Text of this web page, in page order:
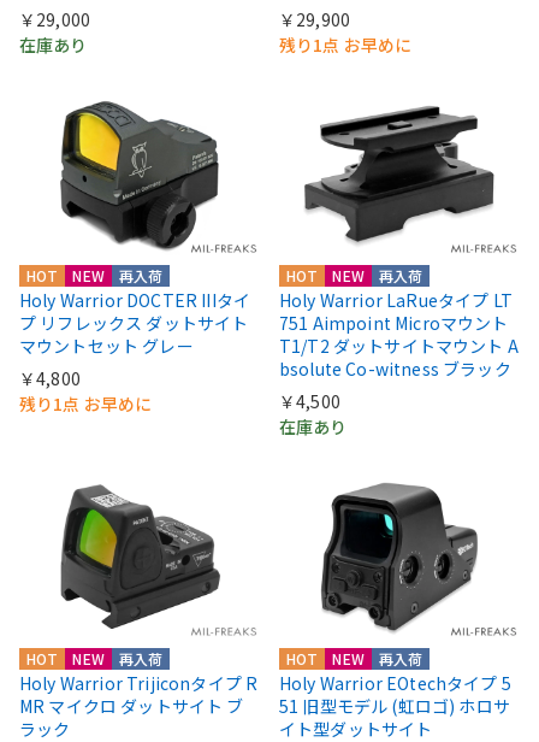
￥29,000
在庫あり
￥29,900
残り1点 お早めに
HOT NEW 再入荷
Holy Warrior DOCTER IIIタイ
プ リフレックス ダットサイト
マウントセット グレー
￥4,800
残り1点 お早めに
HOT NEW 再入荷
Holy Warrior LaRueタイプ LT
751 Aimpoint Microマウント
T1/T2 ダットサイトマウント A
bsolute Co-witness ブラック
￥4,500
在庫あり
HOT NEW 再入荷
Holy Warrior Trijiconタイプ R
MR マイクロ ダットサイト ブ
ラック
HOT NEW 再入荷
Holy Warrior EOtechタイプ 5
51 旧型モデル (虹ロゴ) ホロサ
イト型ダットサイト